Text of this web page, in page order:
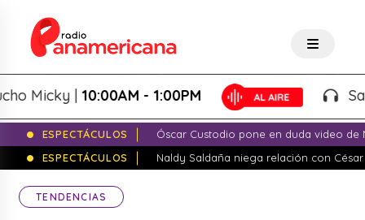
|10:00AM - 1:00PM Salsa
ESPECTÁCULOS
Óscar Custodio pone en duda video de
ESPECTÁCULOS
Naldy Saldaña niega relación con
TENDENCIAS